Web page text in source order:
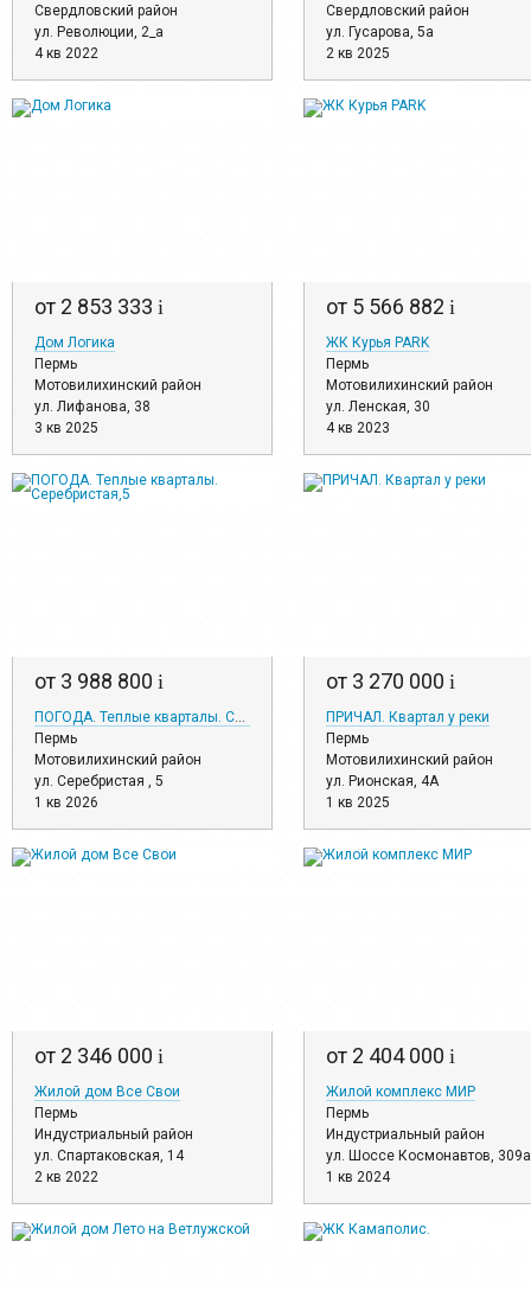
Свердловский район
ул. Революции, 2_а
4 кв 2022
Свердловский район
ул. Гусарова, 5а
2 кв 2025
от 2 853 333 i
Дом Логика
Пермь
Мотовилихинский район
ул. Лифанова, 38
3 кв 2025
от 5 566 882 i
ЖК Курья PARK
Пермь
Мотовилихинский район
ул. Ленская, 30
4 кв 2023
от 3 988 800 i
ПОГОДА. Теплые кварталы. Серебристая,5
Пермь
Мотовилихинский район
ул. Серебристая , 5
1 кв 2026
от 3 270 000 i
ПРИЧАЛ. Квартал у реки
Пермь
Мотовилихинский район
ул. Рионская, 4А
1 кв 2025
от 2 346 000 i
Жилой дом Все Свои
Пермь
Индустриальный район
ул. Спартаковская, 14
2 кв 2022
от 2 404 000 i
Жилой комплекс МИР
Пермь
Индустриальный район
ул. Шоссе Космонавтов, 309а
1 кв 2024